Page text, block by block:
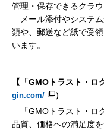
管理・保存できるクラ
メール添付やシステ
類や、郵送など紙で受
います。
【「GMOトラスト・ロ
gin.com/
）
「GMOトラスト・ロ
品質、価格への満足度